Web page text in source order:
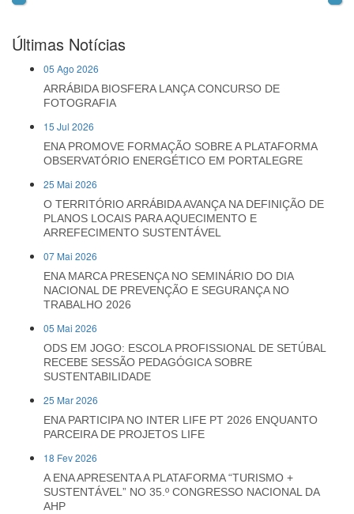
Últimas Notícias
05 Ago 2026
ARRÁBIDA BIOSFERA LANÇA CONCURSO DE
FOTOGRAFIA
15 Jul 2026
ENA PROMOVE FORMAÇÃO SOBRE A PLATAFORMA
OBSERVATÓRIO ENERGÉTICO EM PORTALEGRE
25 Mai 2026
O TERRITÓRIO ARRÁBIDA AVANÇA NA DEFINIÇÃO DE
PLANOS LOCAIS PARA AQUECIMENTO E
ARREFECIMENTO SUSTENTÁVEL
07 Mai 2026
ENA MARCA PRESENÇA NO SEMINÁRIO DO DIA
NACIONAL DE PREVENÇÃO E SEGURANÇA NO
TRABALHO 2026
05 Mai 2026
ODS EM JOGO: ESCOLA PROFISSIONAL DE SETÚBAL
RECEBE SESSÃO PEDAGÓGICA SOBRE
SUSTENTABILIDADE
25 Mar 2026
ENA PARTICIPA NO INTER LIFE PT 2026 ENQUANTO
PARCEIRA DE PROJETOS LIFE
18 Fev 2026
A ENA APRESENTA A PLATAFORMA “TURISMO +
SUSTENTÁVEL” NO 35.º CONGRESSO NACIONAL DA
AHP